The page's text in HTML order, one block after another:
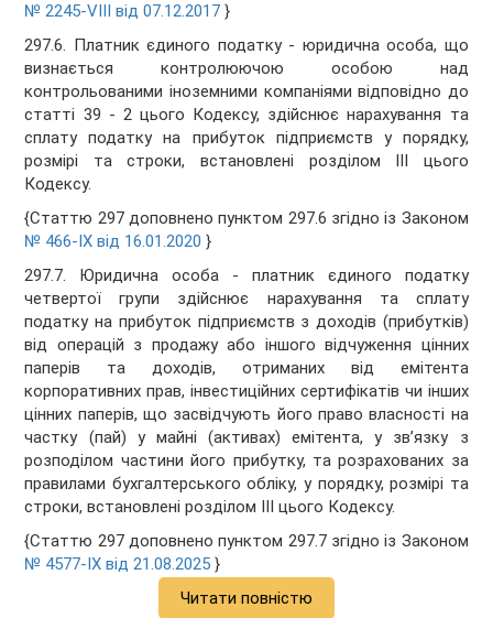
№ 2245-VIII від 07.12.2017 }
297.6. Платник єдиного податку - юридична особа, що
визнається контролюючою особою над
контрольованими іноземними компаніями відповідно до
статті 39 - 2 цього Кодексу, здійснює нарахування та
сплату податку на прибуток підприємств у порядку,
розмірі та строки, встановлені розділом III цього
Кодексу.
{Статтю 297 доповнено пунктом 297.6 згідно із Законом
№ 466-IX від 16.01.2020 }
297.7. Юридична особа - платник єдиного податку
четвертої групи здійснює нарахування та сплату
податку на прибуток підприємств з доходів (прибутків)
від операцій з продажу або іншого відчуження цінних
паперів та доходів, отриманих від емітента
корпоративних прав, інвестиційних сертифікатів чи інших
цінних паперів, що засвідчують його право власності на
частку (пай) у майні (активах) емітента, у зв’язку з
розподілом частини його прибутку, та розрахованих за
правилами бухгалтерського обліку, у порядку, розмірі та
строки, встановлені розділом III цього Кодексу.
{Статтю 297 доповнено пунктом 297.7 згідно із Законом
№ 4577-IX від 21.08.2025 }
Читати повністю